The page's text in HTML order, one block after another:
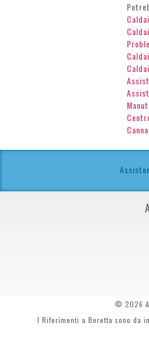
© 2026
I Riferimenti a Beretta sono da